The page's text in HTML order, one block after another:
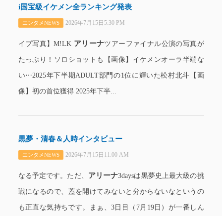
i国宝級イケメン全ランキング発表
エンタメNEWS 2026年7月15日5:30 PM
イブ写真】M!LK アリーナツアーファイナル公演の写真が
たっぷり！ソロショットも【画像】イケメンオーラ半端な
い⋯2025年下半期ADULT部門の1位に輝いた松村北斗【画
像】初の首位獲得 2025年下半...
黒夢・清春＆人時インタビュー
エンタメNEWS 2026年7月15日11:00 AM
なる予定です。ただ、 アリーナ3daysは黒夢史上最大級の挑
戦になるので、蓋を開けてみないと分からないなというの
も正直な気持ちです。まぁ、3日目（7月19日）が一番しん